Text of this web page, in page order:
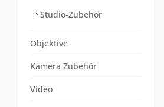
Studio-Zubehör
Objektive
Kamera Zubehör
Video